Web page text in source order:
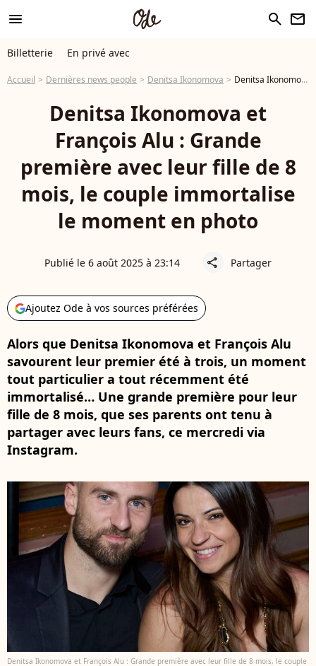
menu search newsletter
Billetterie En privé avec
Accueil Dernières news people Denitsa Ikonomova Denitsa Ikonomova et François Alu : Grande première avec leur fille de 8 mois, le couple immortalise le moment en photo
Denitsa Ikonomova et
François Alu : Grande
première avec leur fille de 8
mois, le couple immortalise
le moment en photo
Publié le 6 août 2025 à 23:14 share Partager
Ajoutez Ode à vos sources préférées
Alors que Denitsa Ikonomova et François Alu
savourent leur premier été à trois, un moment
tout particulier a tout récemment été
immortalisé… Une grande première pour leur
fille de 8 mois, que ses parents ont tenu à
partager avec leurs fans, ce mercredi via
Instagram.
Denitsa Ikonomova et François Alu : Grande première avec leur fille de 8 mois, le couple